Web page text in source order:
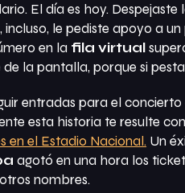
El día es hoy.
incluso, le pediste apoyo a
en la fila virtual
la pantalla, porque si
entradas para el concierto
esta historia te resulte
en el Estadio Nacional. Un
agotó en una hora los
nombres.